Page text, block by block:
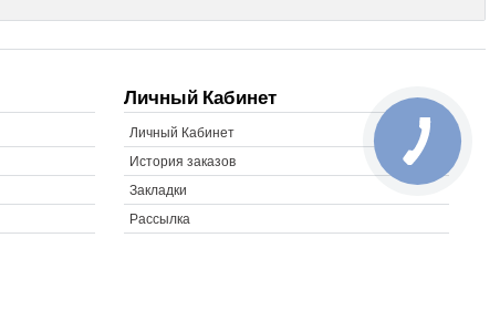
Личный Кабинет
Личный Кабинет
История заказов
Закладки
Рассылка